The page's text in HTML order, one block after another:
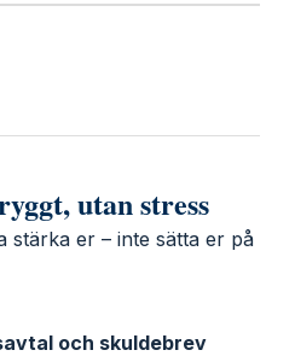
utan stress
stärka er – inte sätta er på
och skuldebrev